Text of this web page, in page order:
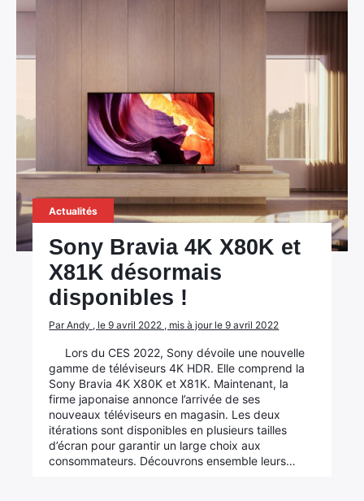
Actualités
Sony Bravia 4K X80K et
X81K désormais
disponibles !
Par Andy , le 9 avril 2022 , mis à jour le 9 avril 2022
Lors du CES 2022, Sony dévoile une nouvelle
gamme de téléviseurs 4K HDR. Elle comprend la
Sony Bravia 4K X80K et X81K. Maintenant, la
firme japonaise annonce l’arrivée de ses
nouveaux téléviseurs en magasin. Les deux
itérations sont disponibles en plusieurs tailles
d’écran pour garantir un large choix aux
consommateurs. Découvrons ensemble leurs…